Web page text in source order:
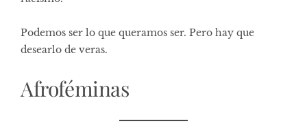
Podemos ser lo que queramos ser. Pero hay que
desearlo de veras.
Afroféminas